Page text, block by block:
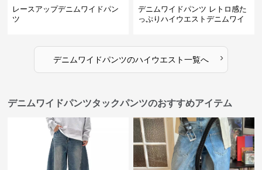
レースアップデニムワイドパン
ツ
デニムワイドパンツ レトロ感た
っぷりハイウエストデニムワイ
デニムワイドパンツのハイウエスト一覧へ ›
デニムワイドパンツタックパンツのおすすめアイテム